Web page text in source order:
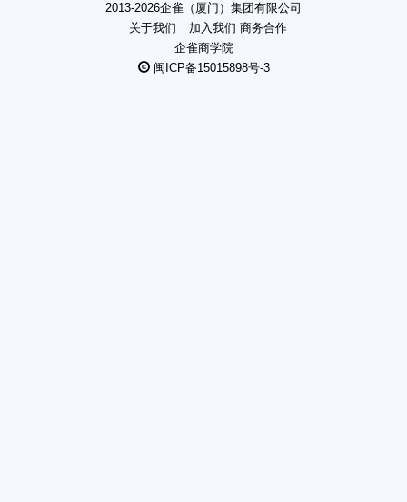
2013-2026企雀（厦门）集团有限公司
关于我们
加入我们 商务合作
企雀商学院
闽ICP备15015898号-3